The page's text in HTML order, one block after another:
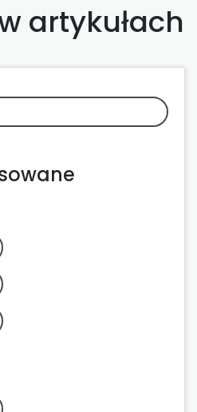
artykułach